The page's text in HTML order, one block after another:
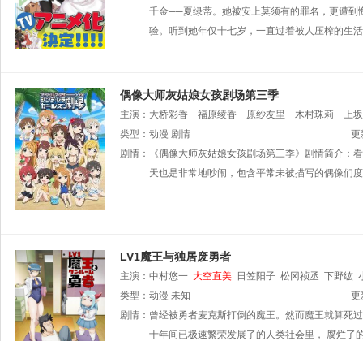
千金──夏绿蒂。她被安上莫须有的罪名，更遭到
验。听到她年仅十七岁，一直过着被人压榨的
偶像大师灰姑娘女孩剧场第三季
主演： 大桥彩香 福原绫香 原纱友里 木村珠莉
上
花守由美里
都丸千代
早
大坪由佳
原优子 高桥花林 松嵜丽 春濑夏美
类型： 动漫 剧情
更
剧情：
《偶像大师灰姑娘女孩剧场第三季》剧情简介
天也是非常地吵闹，包含平常未被描写的偶像们
LV1魔王与独居废勇者
主演： 中村悠一 大空直美 日笠阳子 松冈祯丞 下野纮
类型： 动漫 未知
更
剧情： 曾经被勇者麦克斯打倒的魔王。然而魔王就算死
十年间已极速繁荣发展了的人类社会里， 腐烂了